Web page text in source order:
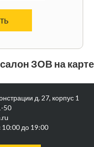
ЗОВ на карте
д. 27, корпус 1
50
до 19:00